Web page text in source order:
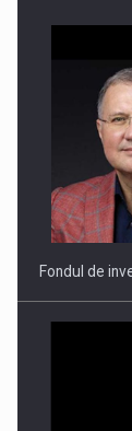
ROOTED IN
THE…
Fondul de